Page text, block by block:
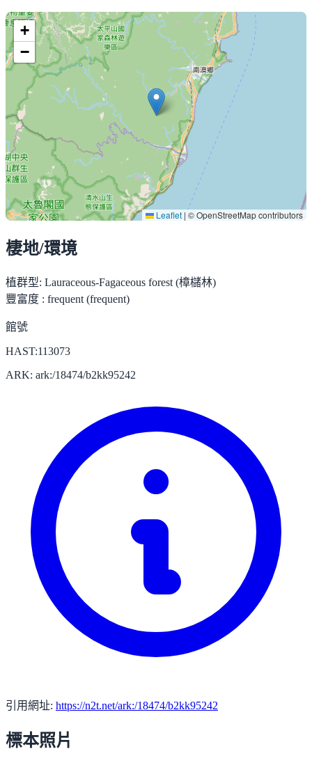
+
−
Leaflet | © OpenStreetMap contributors
棲地/環境
植群型: Lauraceous-Fagaceous forest (樟櫧林)
豐富度 : frequent (frequent)
館號
HAST:113073
ARK: ark:/18474/b2kk95242
引用網址: https://n2t.net/ark:/18474/b2kk95242
標本照片